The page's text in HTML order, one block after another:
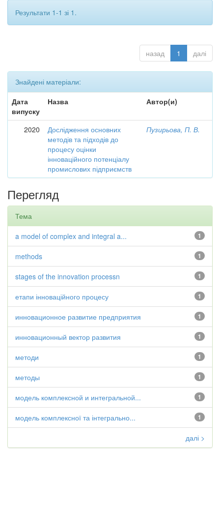
Результати 1-1 зі 1.
назад 1 далі
Знайдені матеріали:
Дата
випуску
Назва Автор(и)
2020
Дослідження основних
методів та підходів до
процесу оцінки
інноваційного потенціалу
промислових підприємств
Пузирьова, П. В.
Перегляд
Тема
1
a model of complex and integral a...
1
methods
1
stages of the innovation processn
1
етапи інноваційного процесу
1
инновационное развитие предприятия
1
инновационный вектор развития
1
методи
1
методы
1
модель комплексной и интегральной...
1
модель комплексної та інтегрально...
далі >